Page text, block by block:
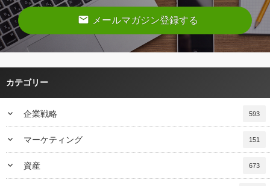
email メールマガジン登録する
カテゴリー
keyboard_arrow_down 企業戦略 593
keyboard_arrow_down マーケティング 151
keyboard_arrow_down 資産 673